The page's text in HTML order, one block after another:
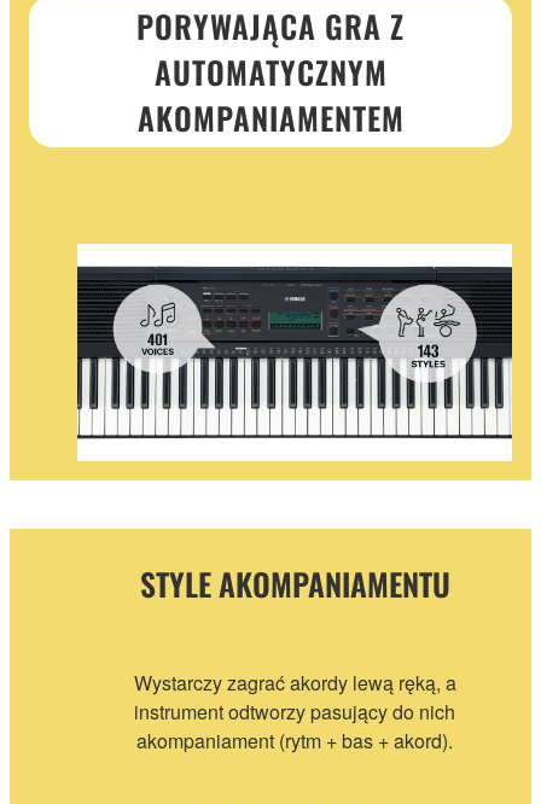
PORYWAJĄCA GRA Z
AUTOMATYCZNYM
AKOMPANIAMENTEM
STYLE AKOMPANIAMENTU
Wystarczy zagrać akordy lewą ręką, a
instrument odtworzy pasujący do nich
akompaniament (rytm + bas + akord).